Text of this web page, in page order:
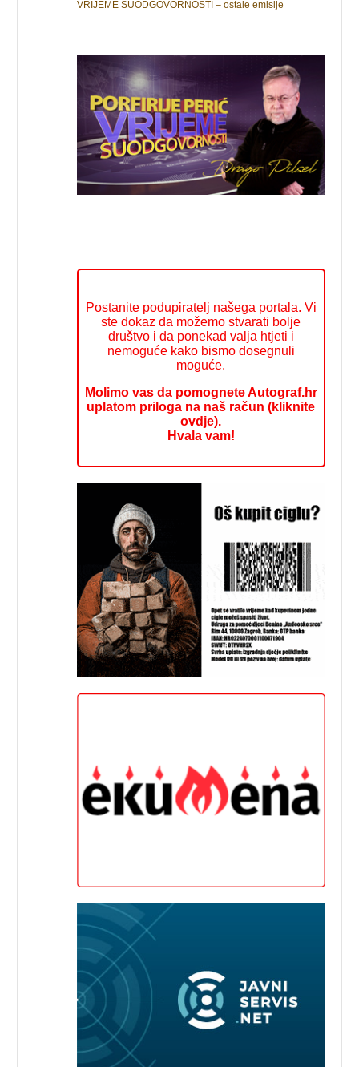
VRIJEME SUODGOVORNOSTI – ostale emisije
Postanite podupiratelj našega portala. Vi
ste dokaz da možemo stvarati bolje
društvo i da ponekad valja htjeti i
nemoguće kako bismo dosegnuli
moguće.
Molimo vas da pomognete Autograf.hr
uplatom priloga na naš račun (kliknite
ovdje).
Hvala vam!